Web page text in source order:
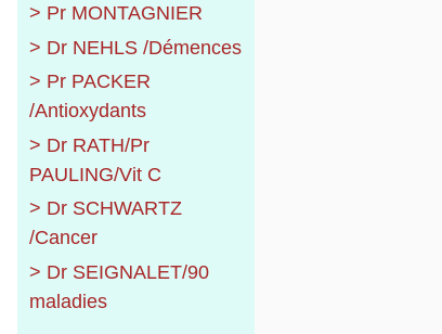
> Pr MONTAGNIER
> Dr NEHLS /Démences
> Pr PACKER
/Antioxydants
> Dr RATH/Pr
PAULING/Vit C
> Dr SCHWARTZ
/Cancer
> Dr SEIGNALET/90
maladies